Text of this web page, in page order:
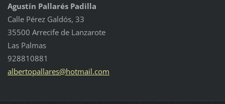
Agustín Pallarés Padilla
Calle Pérez Galdós, 33
35500 Arrecife de Lanzarote
Las Palmas
928810881
albertopallares@hotmail.com